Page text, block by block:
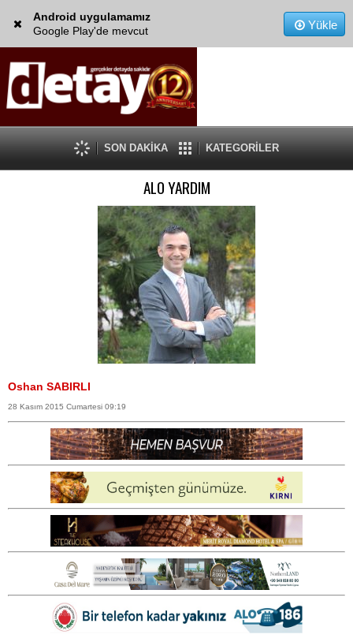
Android uygulamamız
Google Play'de mevcut
Yükle
SON DAKİKA KATEGORİLER
ALO YARDIM
Oshan SABIRLI
28 Kasım 2015 Cumartesi 09:19